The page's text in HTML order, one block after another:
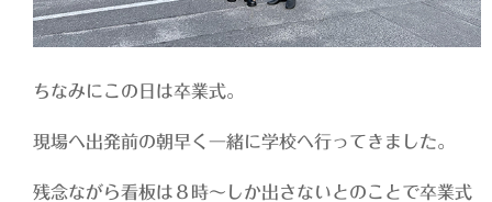
ちなみにこの日は卒業式。
現場へ出発前の朝早く一緒に学校へ行ってきました。
残念ながら看板は８時〜しか出さないとのことで卒業式